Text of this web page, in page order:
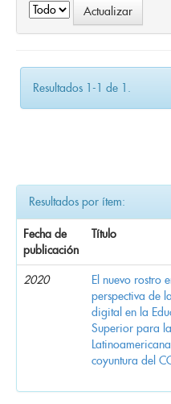
Resultados 1-1 de 1.
Resultados por ítem:
Fecha de
publicación
Título
2020
El nuevo rostro
perspectiva de
digital en la
Superior para
coyuntura del